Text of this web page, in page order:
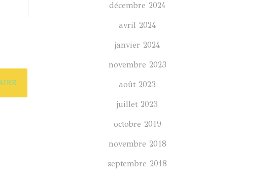
décembre 2024
avril 2024
janvier 2024
novembre 2023
août 2023
juillet 2023
octobre 2019
novembre 2018
septembre 2018